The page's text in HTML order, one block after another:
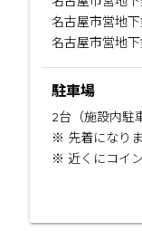
名古屋市営地
名古屋市営地
駐車場
2台（施設内駐
※ 先着になり
※ 近くにコイ